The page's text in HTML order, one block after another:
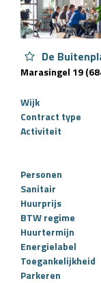
De
Marasingel 19
Wijk
Contract type
Activiteit
Personen
Sanitair
Huurprijs
BTW regime
Huurtermijn
Energielabel
Toegankelijkheid
Parkeren